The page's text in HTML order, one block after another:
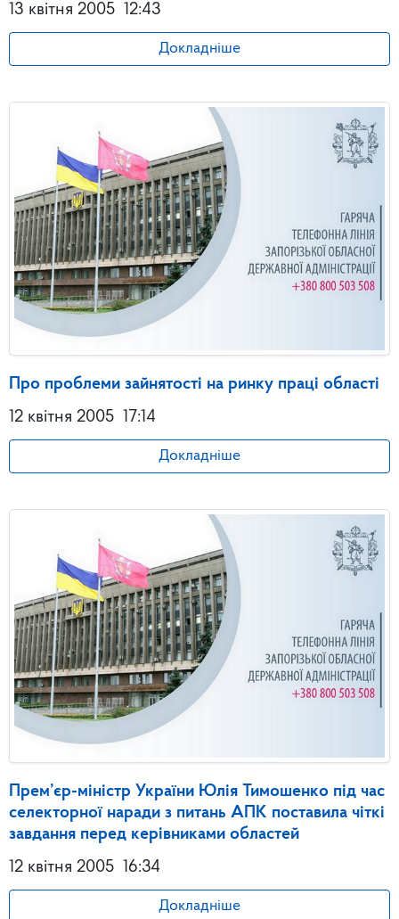
13 квітня 2005 12:43
Докладніше
Про проблеми зайнятості на ринку праці області
12 квітня 2005 17:14
Докладніше
Прем’єр-міністр України Юлія Тимошенко під час
селекторної наради з питань АПК поставила чіткі
завдання перед керівниками областей
12 квітня 2005 16:34
Докладніше